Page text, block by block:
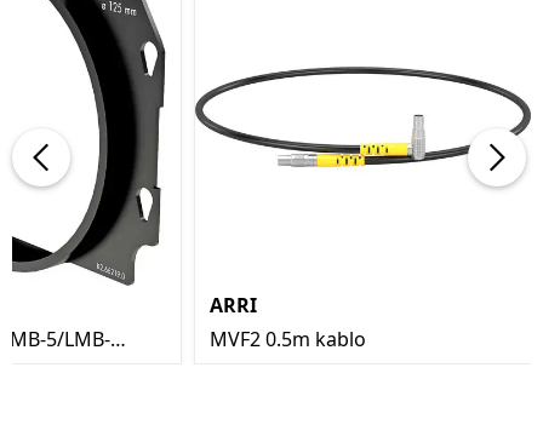
5/LMB-
ARRI
MVF2 0.5m kablo